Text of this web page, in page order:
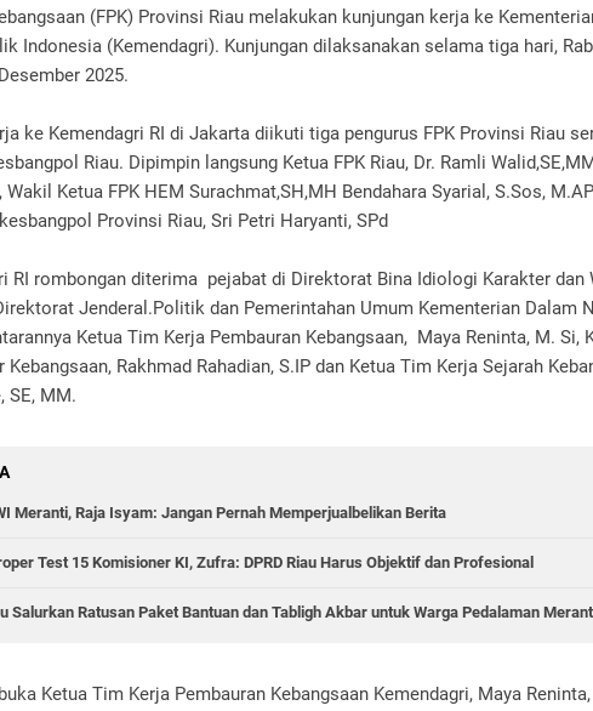
(FPK) Provinsi Riau melakukan kunjungan kerja ke
Indonesia (Kemendagri). Kunjungan dilaksanakan selama tiga hari,
2025.
ke Kemendagri RI di Jakarta diikuti tiga pengurus FPK Provinsi Riau
Riau. Dipimpin langsung Ketua FPK Riau, Dr. Ramli
Ketua FPK HEM Surachmat,SH,MH Bendahara Syarial, S.Sos,
Provinsi Riau, Sri Petri Haryanti, SPd
RI rombongan diterima pejabat di Direktorat Bina Idiologi Karakter dan
Jenderal.Politik dan Pemerintahan Umum Kementerian Dalam
Ketua Tim Kerja Pembauran Kebangsaan, Maya Reninta, M. Si,
Kebangsaan, Rakhmad Rahadian, S.IP dan Ketua Tim Kerja Sejarah
SE, MM.
Meranti, Raja Isyam: Jangan Pernah Memperjualbelikan Berita
Test 15 Komisioner KI, Zufra: DPRD Riau Harus Objektif dan Profesional
Salurkan Ratusan Paket Bantuan dan Tabligh Akbar untuk Warga Pedalaman
Ketua Tim Kerja Pembauran Kebangsaan Kemendagri, Maya